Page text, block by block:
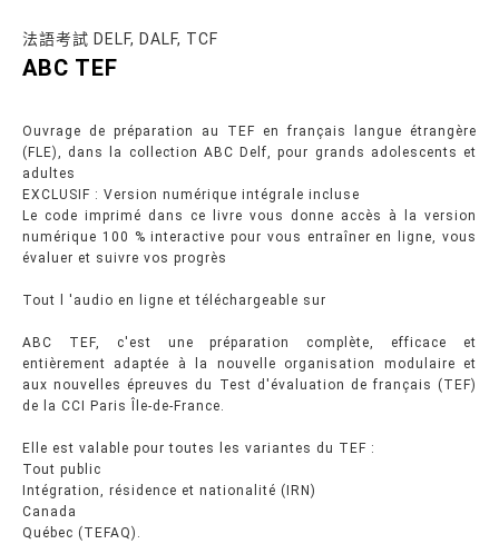
法語考試 DELF, DALF, TCF
ABC TEF
Ouvrage de préparation au TEF en français langue étrangère
(FLE), dans la collection ABC Delf, pour grands adolescents et
adultes
EXCLUSIF : Version numérique intégrale incluse
Le code imprimé dans ce livre vous donne accès à la version
numérique 100 % interactive pour vous entraîner en ligne, vous
évaluer et suivre vos progrès
Tout l 'audio en ligne et téléchargeable sur
ABC TEF, c'est une préparation complète, efficace et
entièrement adaptée à la nouvelle organisation modulaire et
aux nouvelles épreuves du Test d'évaluation de français (TEF)
de la CCI Paris Île-de-France.
Elle est valable pour toutes les variantes du TEF :
Tout public
Intégration, résidence et nationalité (IRN)
Canada
Québec (TEFAQ).